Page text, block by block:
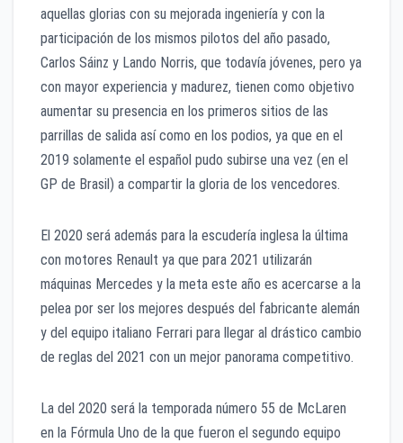
aquellas glorias con su mejorada ingeniería y con la
participación de los mismos pilotos del año pasado,
Carlos Sáinz y Lando Norris, que todavía jóvenes, pero ya
con mayor experiencia y madurez, tienen como objetivo
aumentar su presencia en los primeros sitios de las
parrillas de salida así como en los podios, ya que en el
2019 solamente el español pudo subirse una vez (en el
GP de Brasil) a compartir la gloria de los vencedores.
El 2020 será además para la escudería inglesa la última
con motores Renault ya que para 2021 utilizarán
máquinas Mercedes y la meta este año es acercarse a la
pelea por ser los mejores después del fabricante alemán
y del equipo italiano Ferrari para llegar al drástico cambio
de reglas del 2021 con un mejor panorama competitivo.
La del 2020 será la temporada número 55 de McLaren
en la Fórmula Uno de la que fueron el segundo equipo